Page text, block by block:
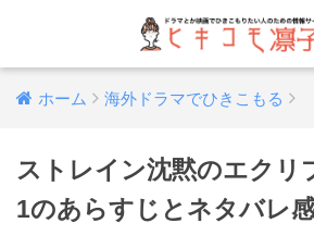
ホーム 海外ドラマでひきこもる
ストレイン沈黙のエクリ
1のあらすじとネタバレ感